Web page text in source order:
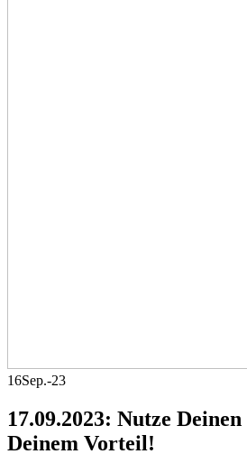
16Sep.-23
17.09.2023: Nutze
Deinem Vorteil!